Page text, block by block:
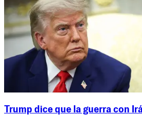
Trump dice que la guerra con